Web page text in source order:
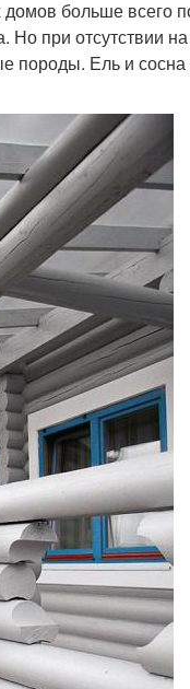
больше всего
Но при отсутствии
породы. Ель и